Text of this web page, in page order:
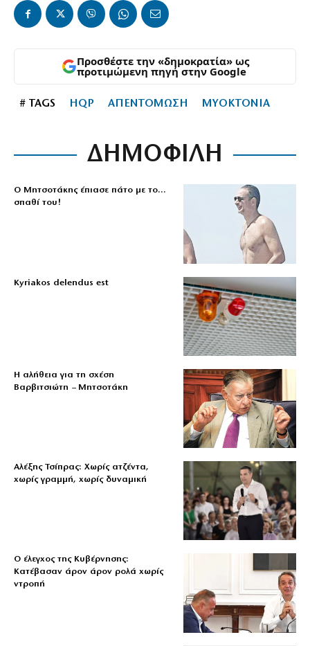
Προσθέστε την «δημοκρατία» ως
προτιμώμενη πηγή στην Google
# TAGS HQP ΑΠΕΝΤΟΜΩΣΗ ΜΥΟΚΤΟΝΙΑ
ΔΗΜΟΦΙΛΗ
Ο Μητσοτάκης έπιασε πάτο με το…
σπαθί του!
Kyriakos delendus est
Η αλήθεια για τη σχέση
Βαρβιτσιώτη – Μητσοτάκη
Αλέξης Τσίπρας: Χωρίς ατζέντα,
χωρίς γραμμή, χωρίς δυναμική
Ο έλεγχος της Κυβέρνησης:
Κατέβασαν άρον άρον ρολά χωρίς
ντροπή